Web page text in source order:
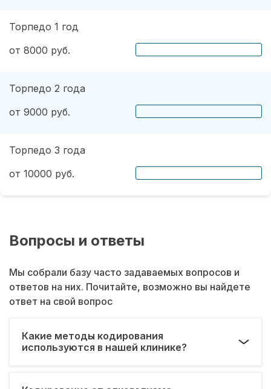
Торпедо 1 год
от 8000 руб.
Торпедо 2 года
от 9000 руб.
Торпедо 3 года
от 10000 руб.
Вопросы и ответы
Мы собрали базу часто задаваемых вопросов и
ответов на них. Почитайте, возможно вы найдете
ответ на свой вопрос
Какие методы кодирования
используются в нашей клинике?